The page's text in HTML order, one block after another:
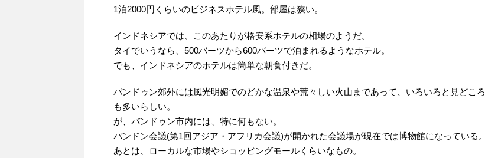
1泊2000円くらいのビジネスホテル風。部屋は狭い。
インドネシアでは、このあたりが格安系ホテルの相場のようだ。
タイでいうなら、500バーツから600バーツで泊まれるようなホテル。
でも、インドネシアのホテルは簡単な朝食付きだ。
バンドゥン郊外には風光明媚でのどかな温泉や荒々しい火山まであって、いろいろと見どころ
も多いらしい。
が、バンドゥン市内には、特に何もない。
バンドン会議(第1回アジア・アフリカ会議)が開かれた会議場が現在では博物館になっている。
あとは、ローカルな市場やショッピングモールくらいなもの。